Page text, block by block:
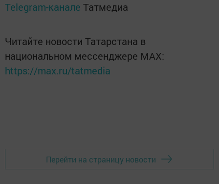
Telegram-канале Татмедиа
Читайте новости Татарстана в
национальном мессенджере MАХ:
https://max.ru/tatmedia
Перейти на страницу новости